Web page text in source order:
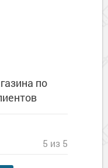
по
5 из 5